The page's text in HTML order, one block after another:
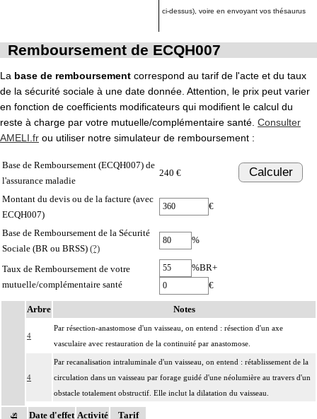
ci-dessus), voire en envoyant vos thésaurus
Remboursement de ECQH007
La base de remboursement correspond au tarif de l'acte et du taux
de la sécurité sociale à une date donnée. Attention, le prix peut varier
en fonction de coefficients modificateurs qui modifient le calcul du
reste à charge par votre mutuelle/complémentaire santé. Consulter
AMELI.fr ou utiliser notre simulateur de remboursement :
Base de Remboursement (ECQH007) de
l'assurance maladie
240 € Calculer
Montant du devis ou de la facture (avec
ECQH007)
€
Base de Remboursement de la Sécurité
Sociale (BR ou BRSS) (?)
%
Taux de Remboursement de votre
mutuelle/complémentaire santé
%BR+
€
Arbre Notes
4
Par résection-anastomose d'un vaisseau, on entend : résection d'un axe
vasculaire avec restauration de la continuité par anastomose.
4
Par recanalisation intraluminale d'un vaisseau, on entend : rétablissement de la
circulation dans un vaisseau par forage guidé d'une néolumière au travers d'un
obstacle totalement obstructif. Elle inclut la dilatation du vaisseau.
Par endoprothèse vasculaire, on entend : prothèse vasculaire non couverte,
Date d'effet Activité
Tarif